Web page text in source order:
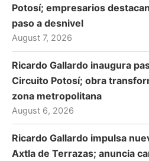
Potosí; empresarios
paso a desnivel
August 7, 2026
Ricardo Gallardo inaugura
Circuito Potosí; obra
zona metropolitana
August 6, 2026
Ricardo Gallardo impulsa
Axtla de Terrazas; anuncia